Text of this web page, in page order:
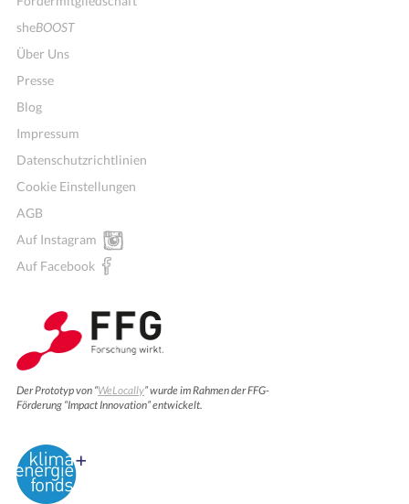
sheBOOST
Über Uns
Presse
Blog
Impressum
Datenschutzrichtlinien
Cookie Einstellungen
AGB
Auf Instagram
Auf Facebook
Der Prototyp von “WeLocally” wurde im Rahmen der FFG-
Förderung “Impact Innovation” entwickelt.